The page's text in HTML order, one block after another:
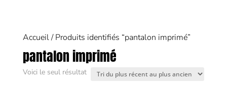
Accueil/ Produits identifiés “pantalon imprimé”
pantalon imprimé
Voici le seul résultat